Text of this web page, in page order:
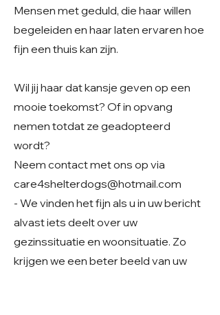
Mensen met geduld, die haar willen
begeleiden en haar laten ervaren hoe
fijn een thuis kan zijn.
Wil jij haar dat kansje geven op een
mooie toekomst? Of in opvang
nemen totdat ze geadopteerd
wordt?
Neem contact met ons op via
care4shelterdogs@hotmail.com
- We vinden het fijn als u in uw bericht
alvast iets deelt over uw
gezinssituatie en woonsituatie. Zo
krijgen we een beter beeld van uw